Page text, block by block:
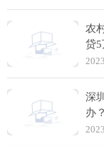
农
贷5
深
办？